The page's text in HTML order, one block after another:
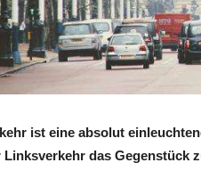
ist eine absolut
Linksverkehr das Gegenstück